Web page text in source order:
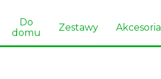
Do
domu
Zestawy Akcesoria